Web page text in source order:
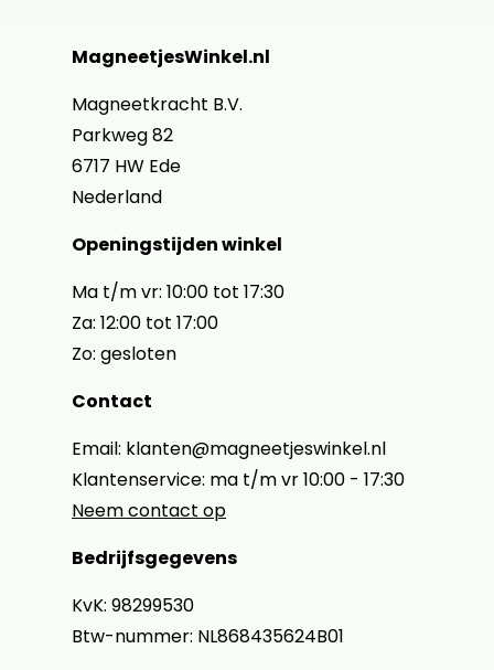
MagneetjesWinkel.nl
Magneetkracht B.V.
Parkweg 82
6717 HW Ede
Nederland
Openingstijden winkel
Ma t/m vr: 10:00 tot 17:30
Za: 12:00 tot 17:00
Zo: gesloten
Contact
Email: klanten@magneetjeswinkel.nl
Klantenservice: ma t/m vr 10:00 - 17:30
Neem contact op
Bedrijfsgegevens
KvK: 98299530
Btw-nummer: NL868435624B01